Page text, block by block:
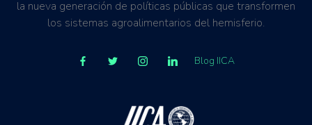
la nueva generación de políticas públicas que transformen
los sistemas agroalimentarios del hemisferio.
Blog IICA